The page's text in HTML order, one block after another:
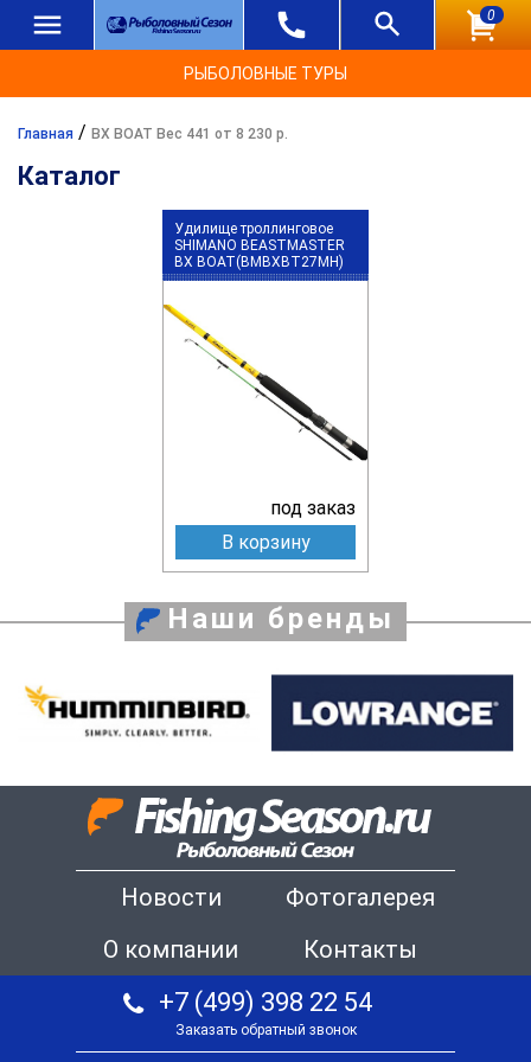
0
РЫБОЛОВНЫЕ ТУРЫ
Главная / BX BOAT Вес 441 от 8 230 р.
Каталог
Удилище троллинговое
SHIMANO BEASTMASTER
BX BOAT(BMBXBT27MH)
под заказ
В корзину
Наши бренды
Новости
Фотогалерея
О компании
Контакты
+7 (499) 398 22 54
Заказать обратный звонок